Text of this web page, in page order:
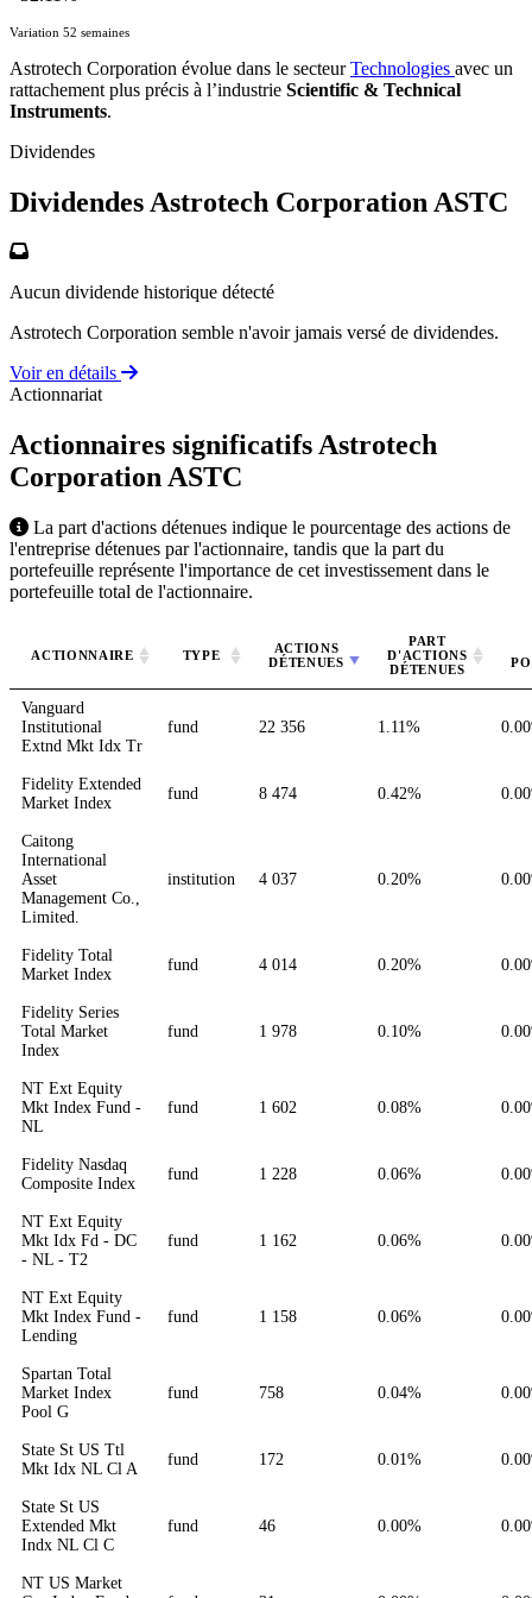
Variation 52 semaines
Astrotech Corporation évolue dans le secteurTechnologies avec un
rattachement plus précis à l’industrie Scientific & Technical
Instruments.
Dividendes
Dividendes Astrotech Corporation ASTC
Aucun dividende historique détecté
Astrotech Corporation semble n'avoir jamais versé de dividendes.
Voir en détails
Actionnariat
Actionnaires significatifs Astrotech
CorporationASTC
La part d'actions détenues indique le pourcentage des actions de
l'entreprise détenues par l'actionnaire, tandis que la part du
portefeuille représente l'importance de cet investissement dans le
portefeuille total de l'actionnaire.
ACTIONNAIRE TYPE
ACTIONS
DÉTENUES
PART
D'ACTIONS
DÉTENUES
Vanguard
Institutional
Extnd Mkt Idx Tr
fund 22 356 1.11%
Fidelity Extended
Market Index
fund 8 474 0.42%
Caitong
International
Asset
Management Co.,
Limited.
institution 4 037 0.20%
Fidelity Total
Market Index
fund 4 014 0.20%
Fidelity Series
Total Market
Index
fund 1 978 0.10%
NT Ext Equity
Mkt Index Fund -
NL
fund 1 602 0.08%
Fidelity Nasdaq
Composite Index
fund 1 228 0.06%
NT Ext Equity
Mkt Idx Fd - DC
- NL - T2
fund 1 162 0.06%
NT Ext Equity
Mkt Index Fund -
Lending
fund 1 158 0.06%
Spartan Total
Market Index
Pool G
fund 758 0.04%
State St US Ttl
Mkt Idx NL Cl A
fund 172 0.01%
State St US
Extended Mkt
Indx NL Cl C
fund 46 0.00%
NT US Market